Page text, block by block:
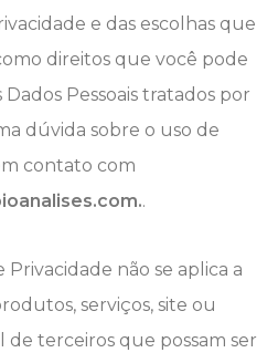
e das escolhas que
direitos que você pode
Pessoais tratados por
dúvida sobre o uso de
contato com
..
Privacidade não se aplica a
serviços, site ou
de terceiros que possam ser